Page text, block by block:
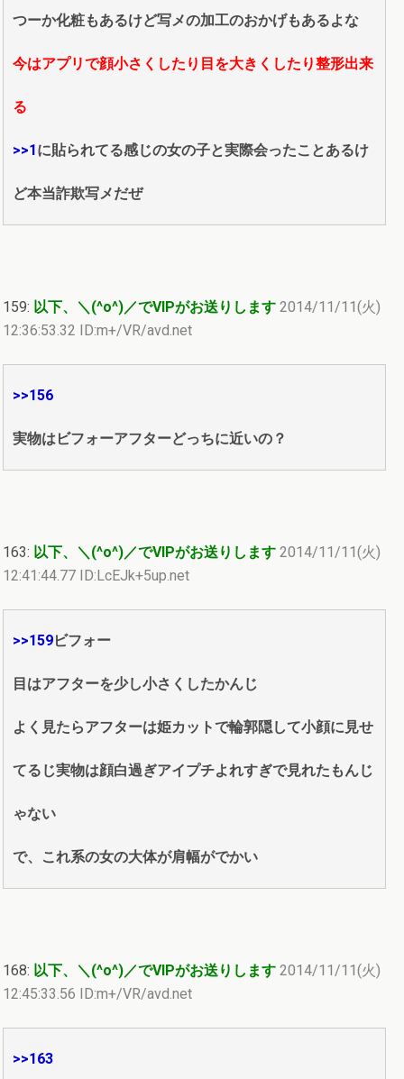
つーか化粧もあるけど写メの加工のおかげもあるよな
今はアプリで顔小さくしたり目を大きくしたり整形出来
る
>>1に貼られてる感じの女の子と実際会ったことあるけ
ど本当詐欺写メだぜ
159: 以下、＼(^o^)／でVIPがお送りします 2014/11/11(火)
12:36:53.32 ID:m+/VR/avd.net
>>156
実物はビフォーアフターどっちに近いの？
163: 以下、＼(^o^)／でVIPがお送りします 2014/11/11(火)
12:41:44.77 ID:LcEJk+5up.net
>>159ビフォー
目はアフターを少し小さくしたかんじ
よく見たらアフターは姫カットで輪郭隠して小顔に見せ
てるじ実物は顔白過ぎアイプチよれすぎで見れたもんじ
ゃない
で、これ系の女の大体が肩幅がでかい
168: 以下、＼(^o^)／でVIPがお送りします 2014/11/11(火)
12:45:33.56 ID:m+/VR/avd.net
>>163